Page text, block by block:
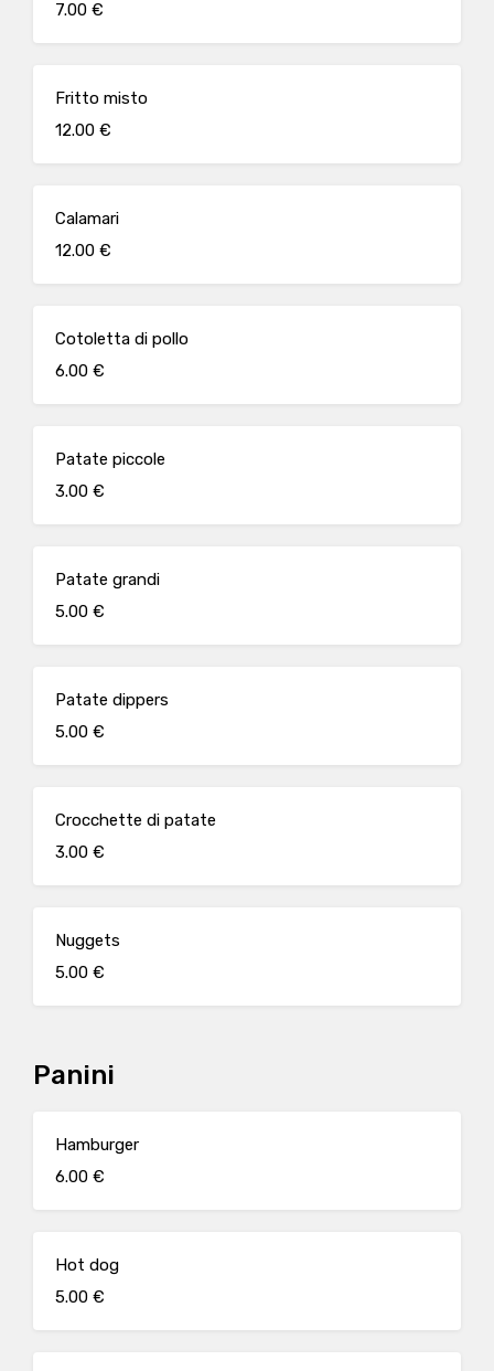
7.00 €
Fritto misto
12.00 €
Calamari
12.00 €
Cotoletta di pollo
6.00 €
Patate piccole
3.00 €
Patate grandi
5.00 €
Patate dippers
5.00 €
Crocchette di patate
3.00 €
Nuggets
5.00 €
Panini
Hamburger
6.00 €
Hot dog
5.00 €